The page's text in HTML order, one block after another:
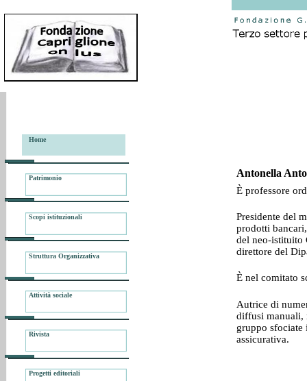
Antonella
È professore
Presidente del
prodotti
del neo-istituito
direttore del
È nel comitato
Autrice di
diffusi manuali,
gruppo sfociate
assicurativa.
Home
Patrimonio
Scopi istituzionali
Struttura Organizzativa
Attività sociale
Rivista
Progetti editoriali